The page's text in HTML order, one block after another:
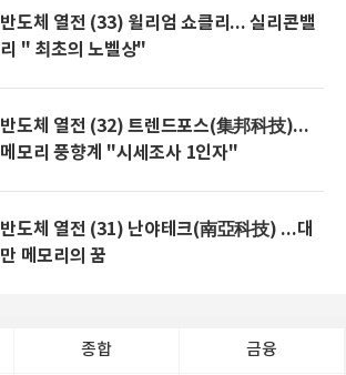
반도체 열전 (33) 윌리엄 쇼클리... 실리콘밸
리 " 최초의 노벨상"
반도체 열전 (32) 트렌드포스(集邦科技)...
메모리 풍향계 "시세조사 1인자"
반도체 열전 (31) 난야테크(南亞科技) ...대
만 메모리의 꿈
종합 금융